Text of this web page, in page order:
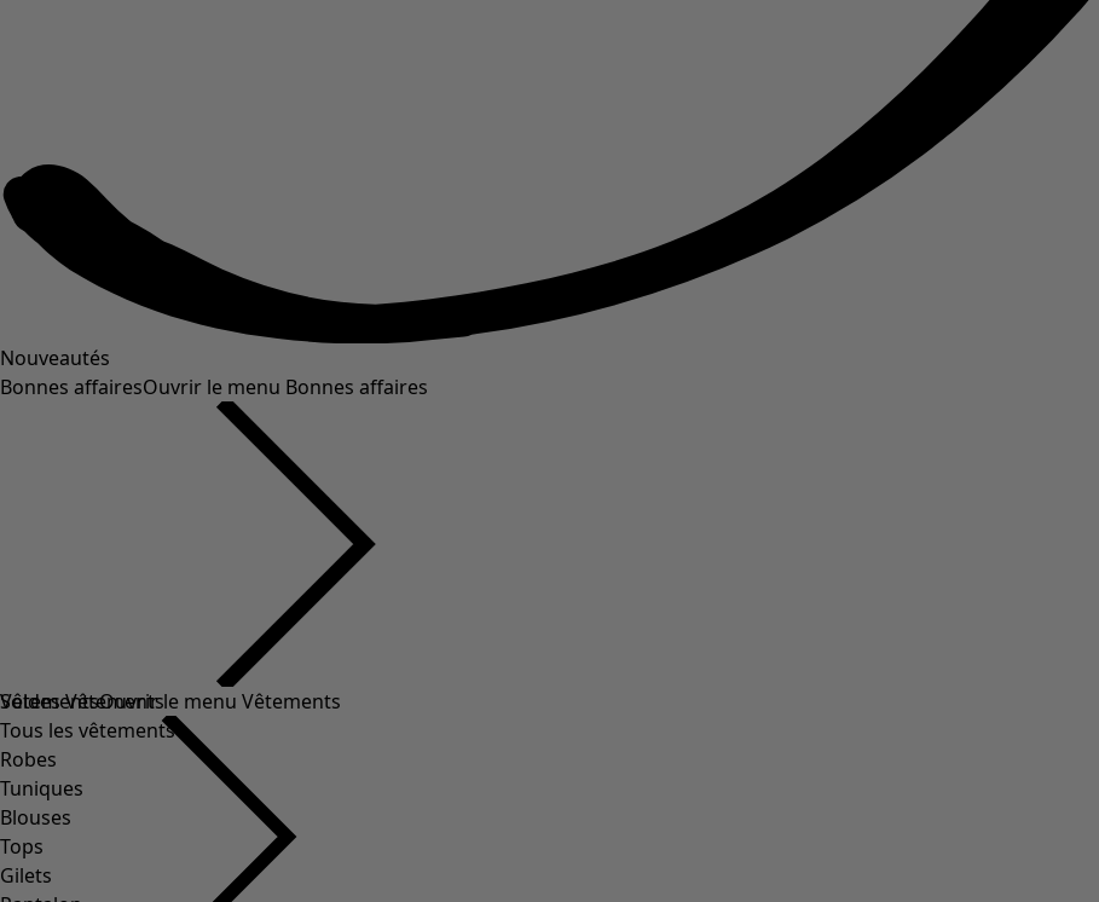
Nouveautés
Bonnes affairesOuvrir le menu Bonnes affaires
Soldes Vêtements
Tous les vêtements
Robes
Tuniques
Blouses
Tops
Gilets
VêtementsOuvrir le menu Vêtements